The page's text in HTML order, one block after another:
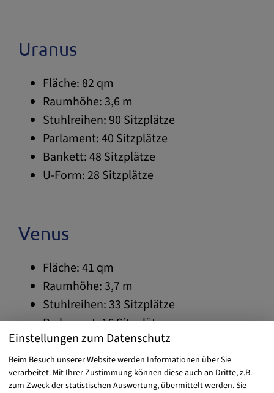
Uranus
Fläche: 82 qm
Raumhöhe: 3,6 m
Stuhlreihen: 90 Sitzplätze
Parlament: 40 Sitzplätze
Bankett: 48 Sitzplätze
U-Form: 28 Sitzplätze
Venus
Fläche: 41 qm
Raumhöhe: 3,7 m
Stuhlreihen: 33 Sitzplätze
Parlament: 16 Sitzplätze
Bankett: 24 Sitzplätze
U-Form: 12 Sitzplätze
Einstellungen zum Datenschutz
Beim Besuch unserer Website werden Informationen über Sie
verarbeitet. Mit Ihrer Zustimmung können diese auch an Dritte, z.B.
zum Zweck der statistischen Auswertung, übermittelt werden. Sie